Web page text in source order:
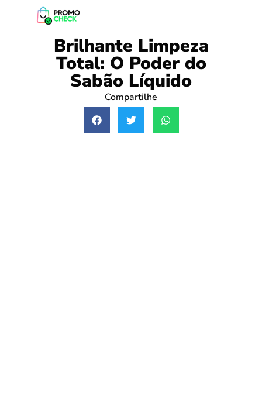
Brilhante Limpeza
Total: O Poder do
Sabão Líquido
Compartilhe